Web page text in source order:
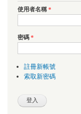
使用者名稱*
密碼*
註冊新帳號
索取新密碼